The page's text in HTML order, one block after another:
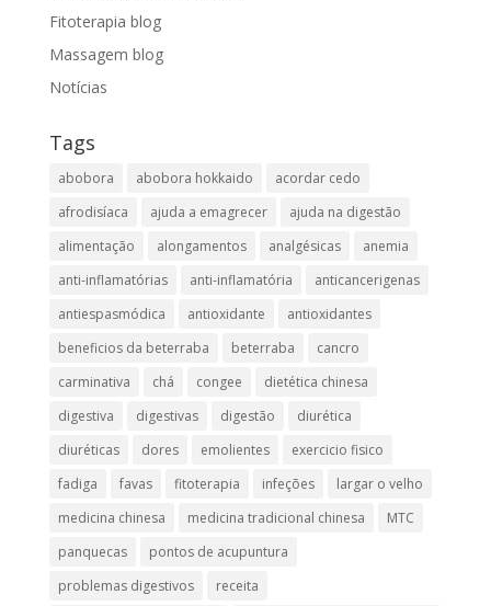
Fitoterapia blog
Massagem blog
Notícias
Tags
abobora abobora hokkaido
acordar cedo
afrodisíaca
ajuda a emagrecer
ajuda na digestão
alimentação
alongamentos analgésicas
anemia
anti-inflamatórias
anti-inflamatória​
anticancerigenas
antiespasmódica
antioxidante
antioxidantes
beneficios da beterraba
beterraba
cancro
carminativa
chá congee
dietética chinesa
digestiva
digestivas digestão
diurética
diuréticas​
dores emolientes
exercicio fisico
fadiga
favas fitoterapia infeções
largar o velho
medicina chinesa
medicina tradicional chinesa
MTC
panquecas
pontos de acupuntura
problemas digestivos
receita